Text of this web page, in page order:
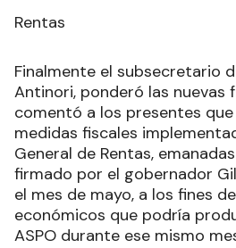
Rentas
Finalmente el subsecretario
Antinori, ponderó las nuevas
comentó a los presentes
medidas fiscales
General de Rentas,
firmado por el gobernador
el mes de mayo, a los fines
económicos que podría
ASPO durante ese mismo